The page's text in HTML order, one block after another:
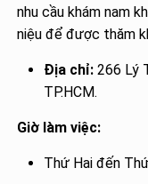
nhu cầu khám nam
niệu để được thăm
Địa chỉ: 266 Lý
TP.HCM.
Giờ làm việc:
Thứ Hai đến